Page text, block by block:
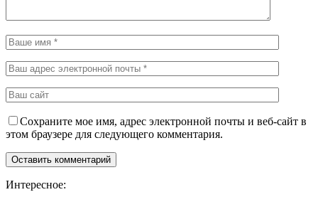
Сохраните мое имя, адрес электронной почты и веб-сайт в
этом браузере для следующего комментария.
Интересное: